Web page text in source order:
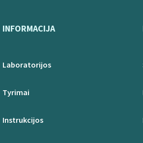
INFORMACIJA
Laboratorijos
Tyrimai
Instrukcijos